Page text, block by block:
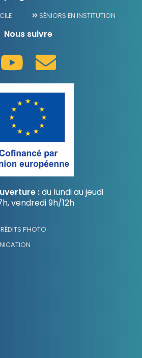
SÉNIORS EN INSTITUTION
Nous suivre
:du lundi au jeudi
vendredi 9h/12h
PHOTO